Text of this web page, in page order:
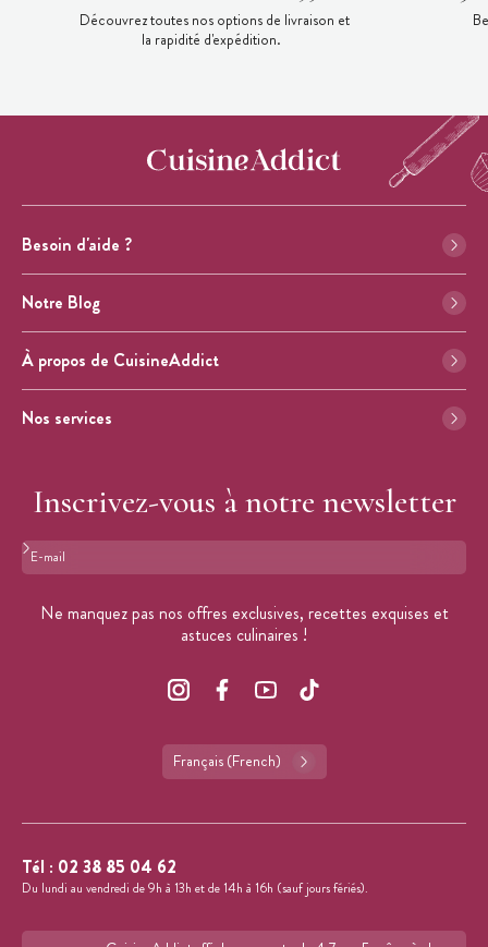
Découvrez toutes nos options de livraison et
la rapidité d'expédition.
Besoin d'aide ?
Notre Blog
À propos de CuisineAddict
Nos services
Inscrivez-vous à notre newsletter
Format : adresse@email.com
Ne manquez pas nos offres exclusives, recettes exquises et
astuces culinaires !
Français (French)
Tél : 02 38 85 04 62
Du lundi au vendredi de 9h à 13h et de 14h à 16h (sauf jours fériés).